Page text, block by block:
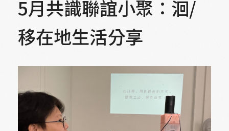
5月共識聯誼小聚：洄/
移在地生活分享